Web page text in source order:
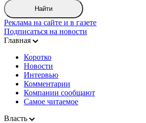
Найти
Реклама на сайте и в газете
Подписаться на новости
Главная
Коротко
Новости
Интервью
Комментарии
Компании сообщают
Самое читаемое
Власть